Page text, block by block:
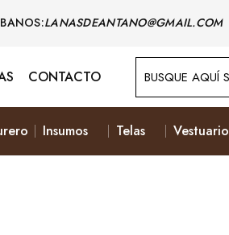
LANASDEANTANO@GMAIL.COM
CONTACTO
Insumos Telas Vestuario